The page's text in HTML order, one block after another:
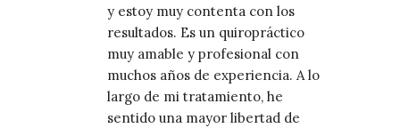
y estoy muy contenta con los
resultados. Es un quiropráctico
muy amable y profesional con
muchos años de experiencia. A lo
largo de mi tratamiento, he
sentido una mayor libertad de